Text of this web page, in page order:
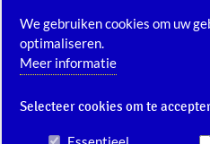
We gebruiken cookies om uw
optimaliseren.
Meer informatie
Selecteer cookies om te